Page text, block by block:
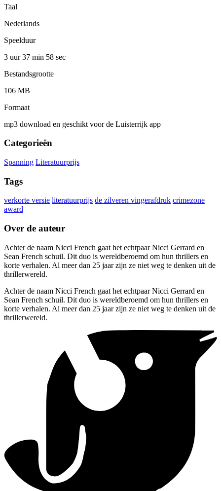
Taal
Nederlands
Speelduur
3 uur 37 min 58 sec
Bestandsgrootte
106 MB
Formaat
mp3 download en geschikt voor de Luisterrijk app
Categorieën
Spanning Literatuurprijs
Tags
verkorte versie literatuurprijs de zilveren vingerafdruk crimezone
award
Over de auteur
Achter de naam Nicci French gaat het echtpaar Nicci Gerrard en
Sean French schuil. Dit duo is wereldberoemd om hun thrillers en
korte verhalen. Al meer dan 25 jaar zijn ze niet weg te denken uit de
thrillerwereld.
Achter de naam Nicci French gaat het echtpaar Nicci Gerrard en
Sean French schuil. Dit duo is wereldberoemd om hun thrillers en
korte verhalen. Al meer dan 25 jaar zijn ze niet weg te denken uit de
thrillerwereld.